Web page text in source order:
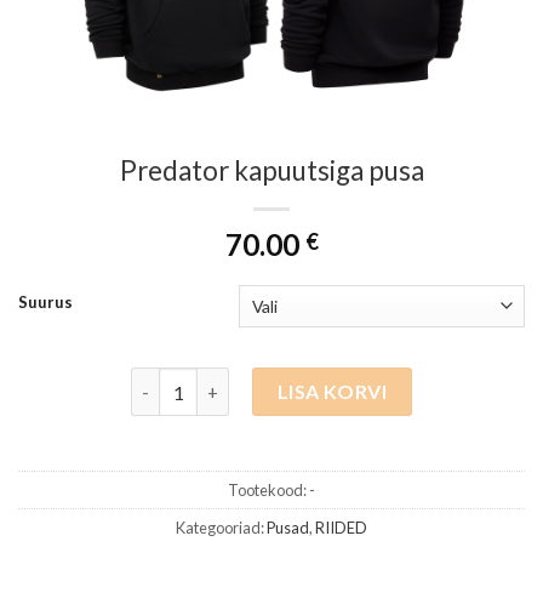
Predator kapuutsiga pusa
70.00 €
Suurus
LISA KORVI
Tootekood:-
Kategooriad:Pusad,RIIDED